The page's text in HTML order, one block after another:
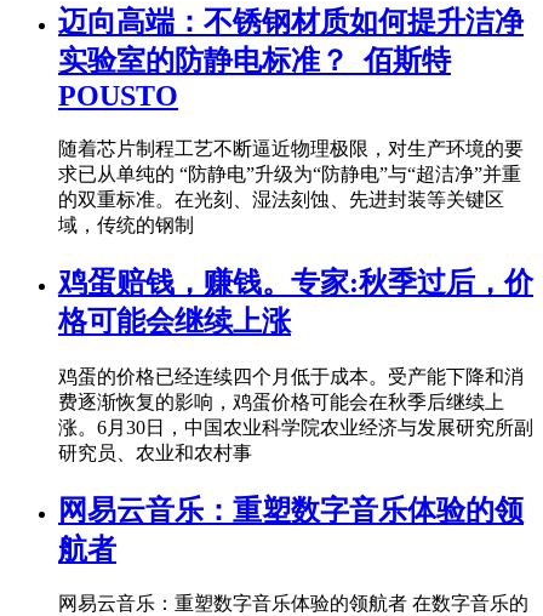
迈向高端：不锈钢材质如何提升洁净
实验室的防静电标准？_佰斯特
POUSTO
随着芯片制程工艺不断逼近物理极限，对生产环境的要
求已从单纯的 “防静电”升级为“防静电”与“超洁净”并重
的双重标准。在光刻、湿法刻蚀、先进封装等关键区
域，传统的钢制
鸡蛋赔钱，赚钱。专家:秋季过后，价
格可能会继续上涨
鸡蛋的价格已经连续四个月低于成本。受产能下降和消
费逐渐恢复的影响，鸡蛋价格可能会在秋季后继续上
涨。6月30日，中国农业科学院农业经济与发展研究所副
研究员、农业和农村事
网易云音乐：重塑数字音乐体验的领
航者
网易云音乐：重塑数字音乐体验的领航者 在数字音乐的